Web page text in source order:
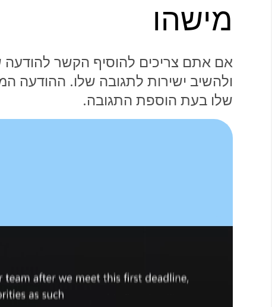
מישהו
אם אתם צריכים להוסיף הקשר
ולהשיב ישירות לתגובה שלו. ההודעה
שלו בעת הוספת התגובה.